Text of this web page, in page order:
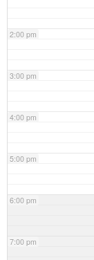
2:00 pm
3:00 pm
4:00 pm
5:00 pm
6:00 pm
7:00 pm